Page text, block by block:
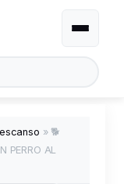
Alternar
» 🐕
PERRO AL